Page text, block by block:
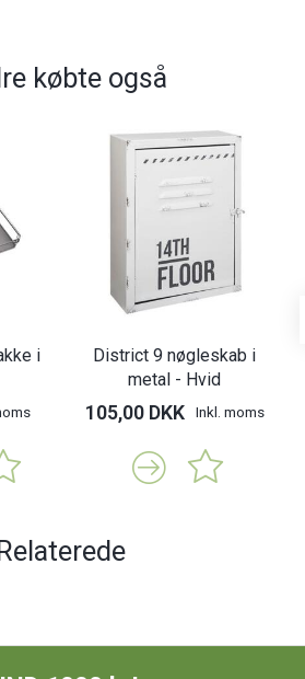
købte også
i
District 9 nøgleskab i
metal - Hvid
105,00 DKK Inkl. moms